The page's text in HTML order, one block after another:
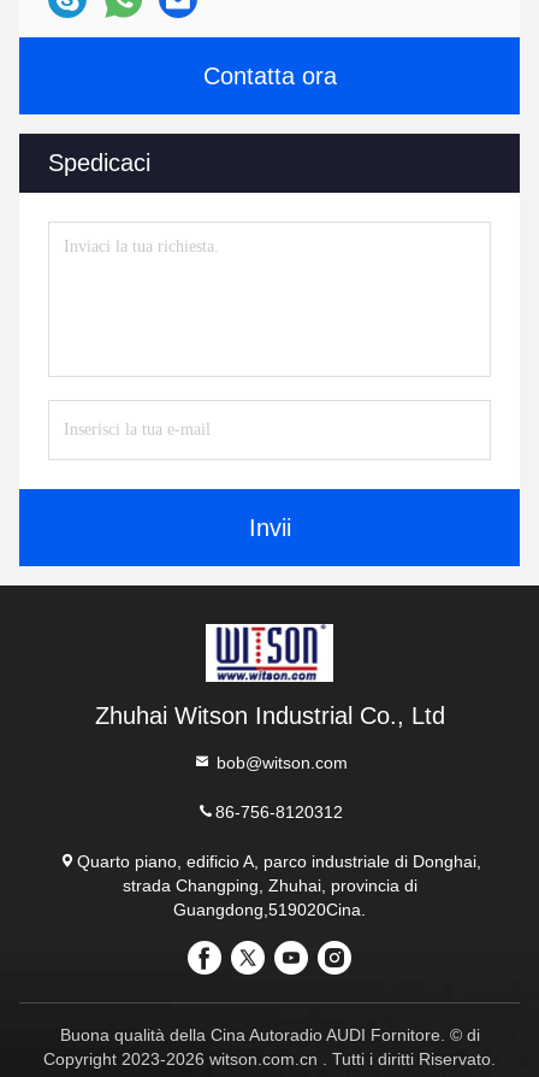
Contatta ora
Spedicaci
Invii
Zhuhai Witson Industrial Co., Ltd
bob@witson.com
86-756-8120312
Quarto piano, edificio A, parco industriale di Donghai,
strada Changping, Zhuhai, provincia di
Guangdong,519020Cina.
Buona qualità della Cina Autoradio AUDI Fornitore. © di
Copyright 2023-2026 witson.com.cn . Tutti i diritti Riservato.